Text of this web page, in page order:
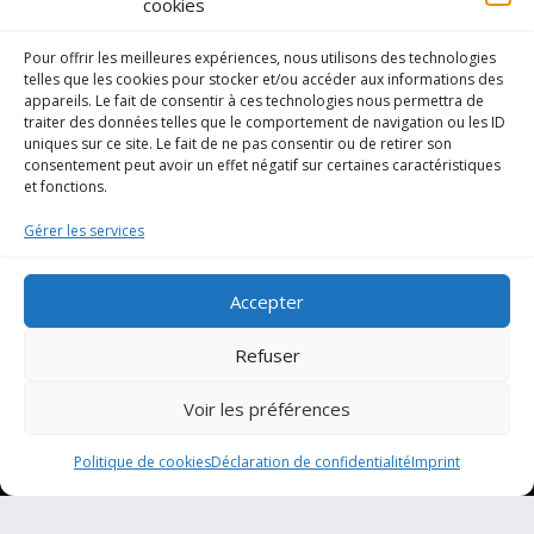
cookies
Pour offrir les meilleures expériences, nous utilisons des technologies
telles que les cookies pour stocker et/ou accéder aux informations des
appareils. Le fait de consentir à ces technologies nous permettra de
traiter des données telles que le comportement de navigation ou les ID
uniques sur ce site. Le fait de ne pas consentir ou de retirer son
consentement peut avoir un effet négatif sur certaines caractéristiques
et fonctions.
Gérer les services
Accepter
Refuser
Voir les préférences
Politique de cookiesDéclaration de confidentialitéImprint
RG1 | Rive Gauche